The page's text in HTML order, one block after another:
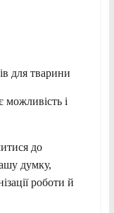
для тварини
можливість і
до
думку,
роботи й